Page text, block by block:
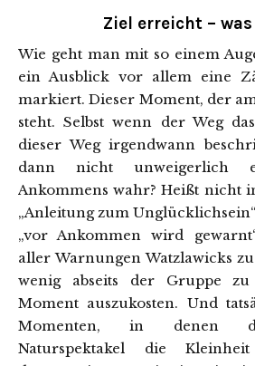
Ziel erreicht –
Wie geht man mit so einem
ein Ausblick vor allem eine
markiert. Dieser Moment, der
steht. Selbst wenn der Weg
dieser Weg irgendwann
dann nicht unweigerlich
Ankommens wahr? Heißt nicht
„Anleitung zum
„vor Ankommen wird
aller Warnungen Watzlawicks
wenig abseits der Gruppe
Moment auszukosten. Und
Momenten, in denen
Naturspektakel die